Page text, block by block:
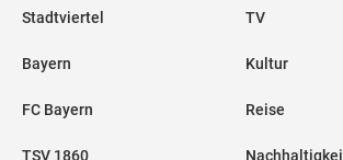
Stadtviertel
Bayern
FC Bayern
TSV 1860
TV
Kultur
Reise